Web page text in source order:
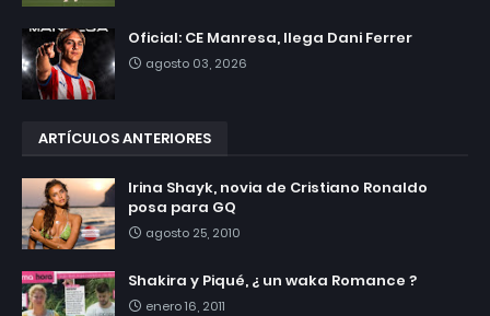
Oficial: CE Manresa, llega Dani Ferrer
agosto 03, 2026
ARTÍCULOS ANTERIORES
Irina Shayk, novia de Cristiano Ronaldo
posa para GQ
agosto 25, 2010
Shakira y Piqué, ¿ un waka Romance ?
enero 16, 2011